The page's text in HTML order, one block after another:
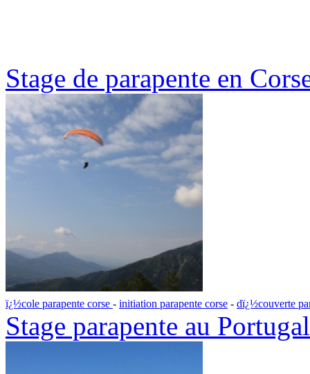
Stage de parapente en
ï¿½cole parapente corse - initiation parapente corse - dï¿½couverte
Stage parapente au Portugal